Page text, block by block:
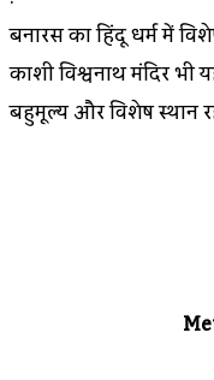
बनारस का हिंदू धर्म में
काशी विश्वनाथ मंदिर
बहुमूल्य और विशेष स्थान